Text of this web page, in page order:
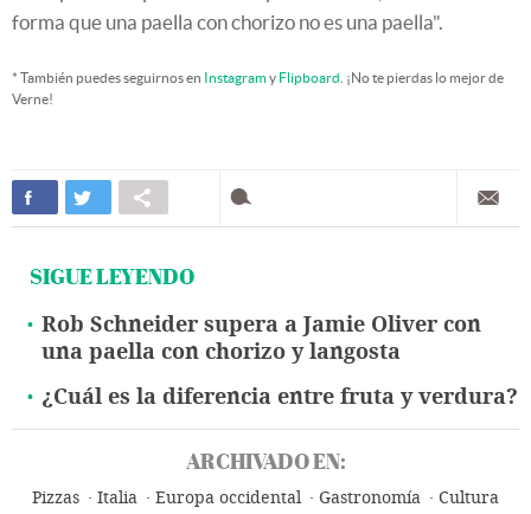
forma que una paella con chorizo no es una paella".
* También puedes seguirnos en Instagramy Flipboard . ¡No te pierdas lo mejor de
Verne!
SIGUE LEYENDO
Rob Schneider supera a Jamie Oliver con
una paella con chorizo y langosta
¿Cuál es la diferencia entre fruta y verdura?
ARCHIVADO EN:
Pizzas Italia Europa occidental Gastronomía
Cultura